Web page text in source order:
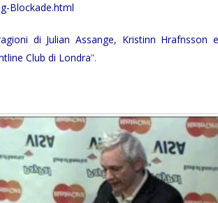
Blockade.html
di Julian Assange, Kristinn Hrafnsson
Club di Londra”.